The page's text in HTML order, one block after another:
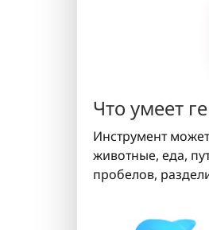
Что умеет
Инструмент
животные, еда,
пробелов,